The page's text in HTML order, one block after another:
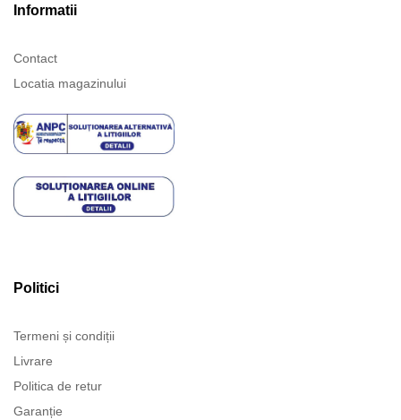
Informatii
Contact
Locatia magazinului
Politici
Termeni și condiții
Livrare
Politica de retur
Garanție